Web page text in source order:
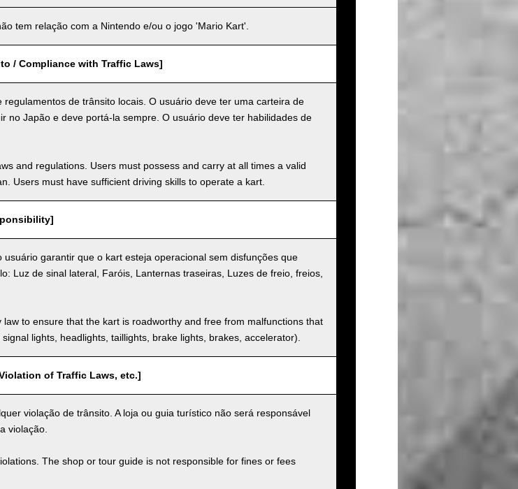
tem relação com a Nintendo e/ou o jogo 'Mario Kart'.
/ Compliance with Traffic Laws]
de trânsito locais. O usuário deve ter uma carteira de
no Japão e deve portá-la sempre. O usuário deve ter habilidades de
and regulations. Users must possess and carry at all times a valid
Users must have sufficient driving skills to operate a kart.
garantir que o kart esteja operacional sem disfunções que
Luz de sinal lateral, Faróis, Lanternas traseiras, Luzes de freio, freios,
to ensure that the kart is roadworthy and free from malfunctions that
lights, headlights, taillights, brake lights, brakes, accelerator).
of Traffic Laws, etc.]
violação de trânsito. A loja ou guia turístico não será responsável
violação.
The shop or tour guide is not responsible for fines or fees